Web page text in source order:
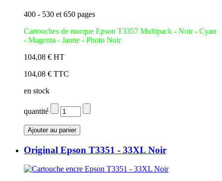
400 - 530 et 650 pages
Cartouches de marque Epson T3357 Multipack - Noir - Cyan
- Magenta - Jaune - Photo Noir
104,08 € HT
104,08 € TTC
en stock
quantité
Original Epson T3351 - 33XL Noir